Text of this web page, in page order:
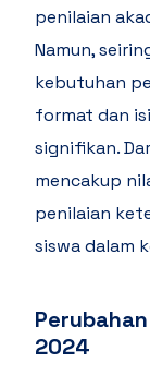
penilaian
Namun,
kebutuhan
format dan
signifikan.
mencakup
penilaian
siswa dalam
2024